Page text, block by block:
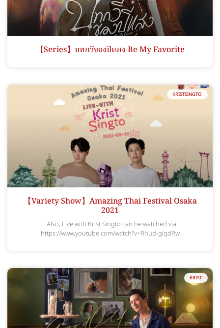
【Series】บทกวีของปีแสง Be My Favorite
KRISTSINGTO
【Variety Show】Amazing Thai Festival Osaka
2021
Also, Live with Krist Singto can be watched via
https://www.youtube.com/watch?v=Rhud-glqdRw
KRIST